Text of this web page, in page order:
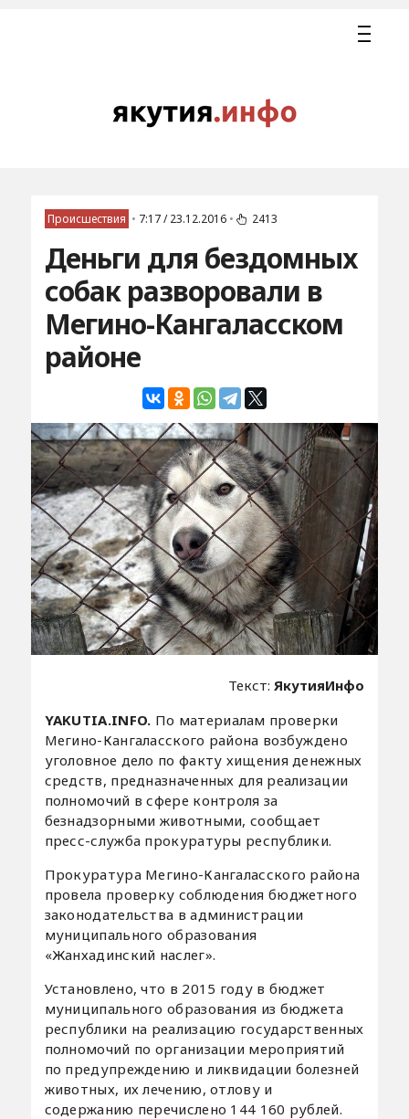
Происшествия • 7:17 / 23.12.2016 • 2413
Деньги для бездомных
собак разворовали в
Мегино-Кангаласском
районе
Текст: ЯкутияИнфо
YAKUTIA.INFO. По материалам проверки
Мегино-Кангаласского района возбуждено
уголовное дело по факту хищения денежных
средств, предназначенных для реализации
полномочий в сфере контроля за
безнадзорными животными, сообщает
пресс-служба прокуратуры республики.
Прокуратура Мегино-Кангаласского района
провела проверку соблюдения бюджетного
законодательства в администрации
муниципального образования
«Жанхадинский наслег».
Установлено, что в 2015 году в бюджет
муниципального образования из бюджета
республики на реализацию государственных
полномочий по организации мероприятий
по предупреждению и ликвидации болезней
животных, их лечению, отлову и
содержанию перечислено 144 160 рублей.